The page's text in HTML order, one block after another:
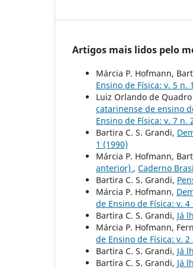
Artigos mais lidos pelo
Márcia P. Hofmann,
Ensino de Física: v. 5 n.
Luiz Orlando de
catarinense de ensino
Ensino de Física: v. 7 n.
Bartira C. S. Grandi,
1 (1990)
Márcia P. Hofmann,
anterior) , Caderno
Bartira C. S. Grandi,
Márcia P. Hofmann,
de Ensino de Física: v. 4
Bartira C. S. Grandi, Já
Márcia P. Hofmann,
de Ensino de Física: v. 2
Bartira C. S. Grandi, Já
Bartira C. S. Grandi, Já